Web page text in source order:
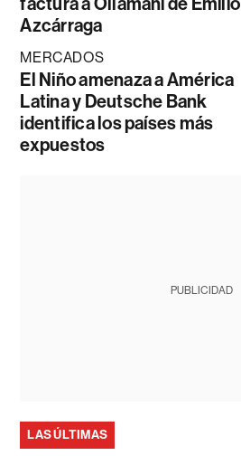
Azcárraga
MERCADOS
El Niño amenaza a América
Latina y Deutsche Bank
identifica los países más
expuestos
PUBLICIDAD
LAS ÚLTIMAS